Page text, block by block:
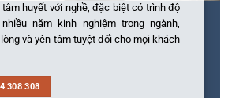
huyết với nghề, đặc biệt có trình độ
năm kinh nghiệm trong ngành,
và yên tâm tuyệt đối cho mọi khách
308 308